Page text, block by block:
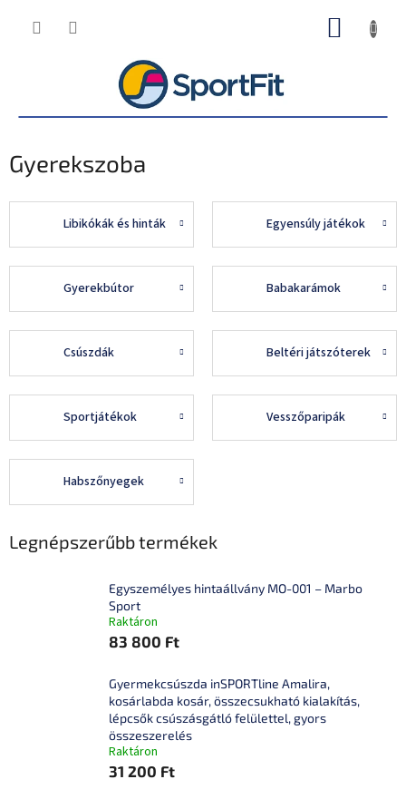
KOSÁR
Gyerekszoba
Libikókák és hinták Egyensúly játékok
Gyerekbútor Babakarámok
Csúszdák Beltéri játszóterek
Sportjátékok Vesszőparipák
Habszőnyegek
Legnépszerűbb termékek
Egyszemélyes hintaállvány MO-001 – Marbo
Sport
Raktáron
83 800 Ft
Gyermekcsúszda inSPORTline Amalira,
kosárlabda kosár, összecsukható kialakítás,
lépcsők csúszásgátló felülettel, gyors
összeszerelés
Raktáron
31 200 Ft